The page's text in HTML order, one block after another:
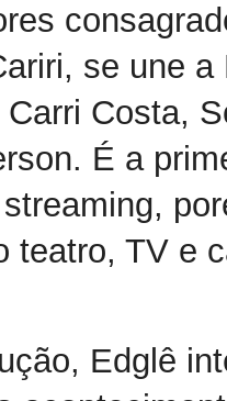
se une
Costa,
É a
teatro, TV e
Edglê